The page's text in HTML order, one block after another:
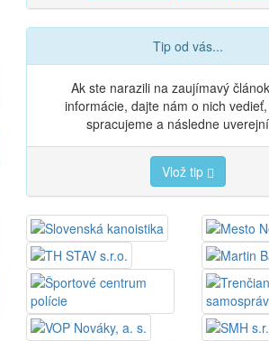
Tip od vás...
Ak ste narazili na zaujímavý
informácie, dajte nám o nich
spracujeme a následne
Vlož tip